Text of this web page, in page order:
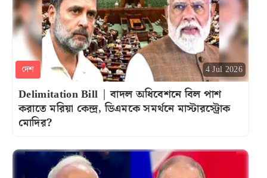
দেশ 4 Jul 2026
Delimitation Bill | বাদল অধিবেশনে বিল পাশ
করাতে মরিয়া কেন্দ্র, ডিএমকে সমর্থনে মাস্টারস্ট্রোক
মোদির?